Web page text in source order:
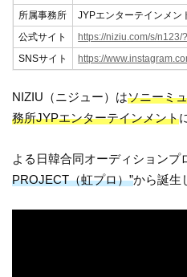
所属事務所
JYPエンターテインメン
公式サイト
https://niziu.com/s/n123/
SNSサイト
https://
NIZIU（ニジュー）はソニーミ
務所JYPエンターテインメント
よる日韓合同オーディションプ
PROJECT（虹プロ）”から誕生